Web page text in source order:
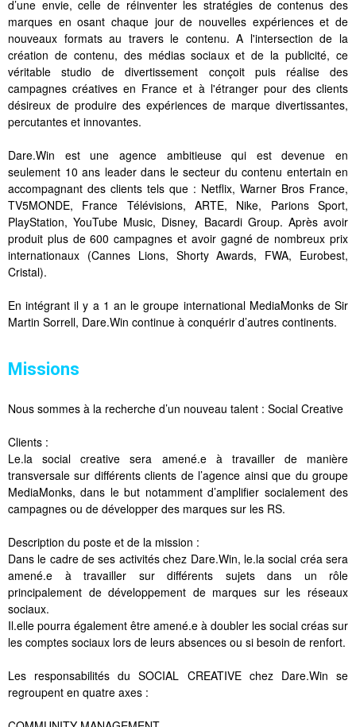
d’une envie, celle de réinventer les stratégies de contenus des
marques en osant chaque jour de nouvelles expériences et de
nouveaux formats au travers le contenu. A l'intersection de la
création de contenu, des médias sociaux et de la publicité, ce
véritable studio de divertissement conçoit puis réalise des
campagnes créatives en France et à l'étranger pour des clients
désireux de produire des expériences de marque divertissantes,
percutantes et innovantes.
Dare.Win est une agence ambitieuse qui est devenue en
seulement 10 ans leader dans le secteur du contenu entertain en
accompagnant des clients tels que : Netflix, Warner Bros France,
TV5MONDE, France Télévisions, ARTE, Nike, Parions Sport,
PlayStation, YouTube Music, Disney, Bacardi Group. Après avoir
produit plus de 600 campagnes et avoir gagné de nombreux prix
internationaux (Cannes Lions, Shorty Awards, FWA, Eurobest,
Cristal).
En intégrant il y a 1 an le groupe international MediaMonks de Sir
Martin Sorrell, Dare.Win continue à conquérir d’autres continents.
Missions
Nous sommes à la recherche d’un nouveau talent : Social Creative
Clients :
Le.la social creative sera amené.e à travailler de manière
transversale sur différents clients de l’agence ainsi que du groupe
MediaMonks, dans le but notamment d’amplifier socialement des
campagnes ou de développer des marques sur les RS.
Description du poste et de la mission :
Dans le cadre de ses activités chez Dare.Win, le.la social créa sera
amené.e à travailler sur différents sujets dans un rôle
principalement de développement de marques sur les réseaux
sociaux.
Il.elle pourra également être amené.e à doubler les social créas sur
les comptes sociaux lors de leurs absences ou si besoin de renfort.
Les responsabilités du SOCIAL CREATIVE chez Dare.Win se
regroupent en quatre axes :